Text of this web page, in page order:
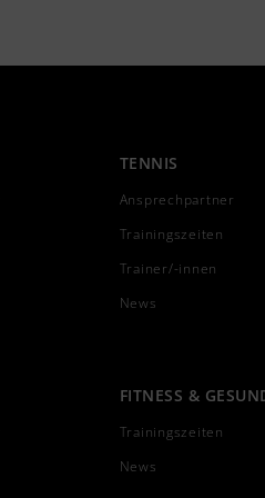
TENNIS
Ansprechpartner
Trainingszeiten
Trainer/-innen
News
FITNESS &
Trainingszeiten
News